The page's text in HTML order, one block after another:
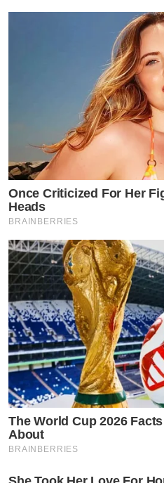
Once Criticized For Her
Heads
BRAINBERRIES
The World Cup 2026
About
BRAINBERRIES